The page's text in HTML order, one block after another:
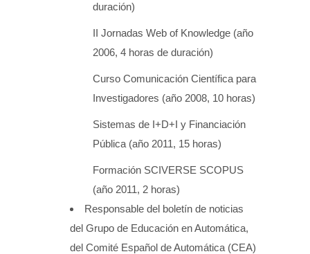
duración)
II Jornadas Web of Knowledge (año
2006, 4 horas de duración)
Curso Comunicación Científica para
Investigadores (año 2008, 10 horas)
Sistemas de I+D+I y Financiación
Pública (año 2011, 15 horas)
Formación SCIVERSE SCOPUS
(año 2011, 2 horas)
Responsable del boletín de noticias
del Grupo de Educación en Automática,
del Comité Español de Automática (CEA)